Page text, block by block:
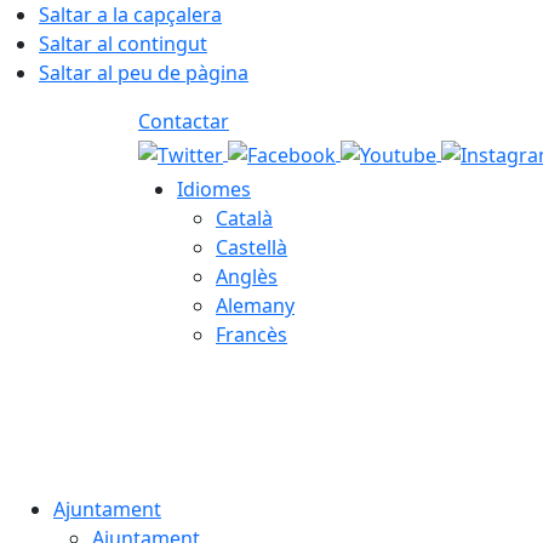
Saltar a la capçalera
Saltar al contingut
Saltar al peu de pàgina
Contactar
Idiomes
Català
Castellà
Anglès
Alemany
Francès
Ajuntament